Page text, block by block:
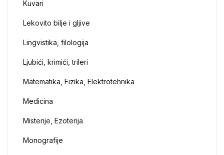
Kuvari
Lekovito bilje i gljive
Lingvistika, filologija
Ljubići, krimići, trileri
Matematika, Fizika, Elektrotehnika
Medicina
Misterije, Ezoterija
Monografije